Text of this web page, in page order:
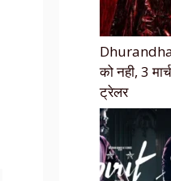
को नही, 3
ट्रेलर